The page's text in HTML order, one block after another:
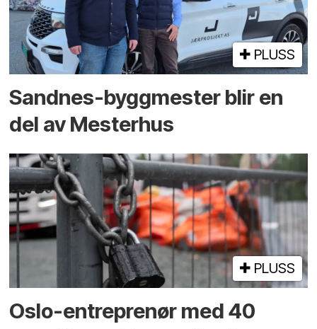
PLUSS
Sandnes-byggmester blir en
del av Mesterhus
PLUSS
Oslo-entreprenør med 40